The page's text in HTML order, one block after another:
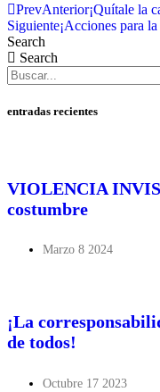
PrevAnterior¡Quítale la
Siguiente¡Acciones para
Search
Search
entradas recientes
VIOLENCIA
costumbre
Marzo 8 2024
¡La
de todos!
Octubre 17 2023